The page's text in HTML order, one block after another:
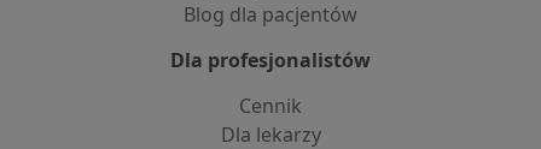
Blog dla pacjentów
Dla profesjonalistów
Cennik
Dla lekarzy